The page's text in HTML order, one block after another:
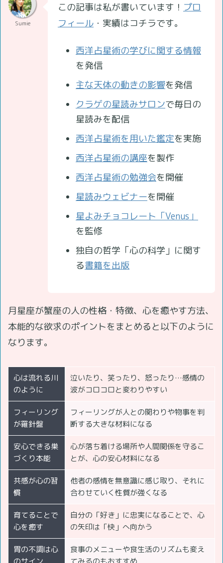
Sumie
この記事は私が書いています！ プロ
フィール ・実績はコチラです。
西洋占星術の学びに関する情報
を発信
主な天体の動きの影響を発信
クラゲの星読みサロンで毎日の
星読みを配信
西洋占星術を用いた鑑定を実施
西洋占星術の講座を製作
西洋占星術の勉強会を開催
星読みウェビナーを開催
星よみチョコレート「Venus」
を監修
独自の哲学「心の科学」に関す
る書籍を出版
月星座が蟹座の人の性格・特徴、心を癒やす方法、
本能的な欲求のポイントをまとめると以下のように
なります。
心は流れる川
のように
泣いたり、笑ったり、怒ったり…感情の
波がコロコロと変わりやすい
フィーリング
が羅針盤
フィーリングが人との関わりや物事を判
断する大きな材料になる
安心できる巣
づくり本能
心が落ち着ける場所や人間関係を守るこ
とが、心の安心材料になる
共感が心の習
慣
他者の感情を無意識に感じ取り、それに
合わせていく性質が強くなる
育てることで
心を癒す
自分の「好き」に忠実になることで、心
の矢印は「快」へ向かう
胃の不調は心
食事のメニューや食生活のリズムも変え